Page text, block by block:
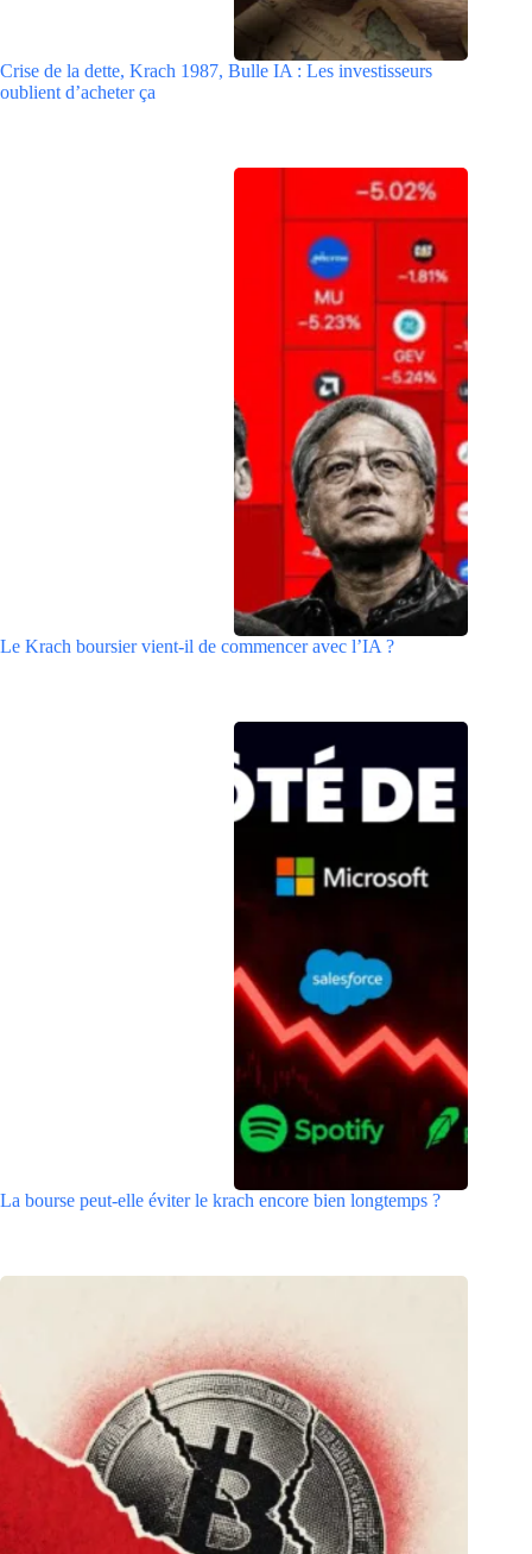
Crise de la dette, Krach 1987, Bulle IA : Les investisseurs
oublient d’acheter ça
Le Krach boursier vient-il de commencer avec l’IA ?
La bourse peut-elle éviter le krach encore bien longtemps ?